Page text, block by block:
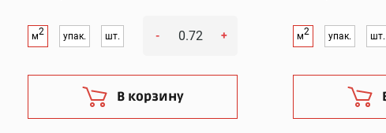
м2 упак. шт. - +
В корзину
м2 упак. шт.